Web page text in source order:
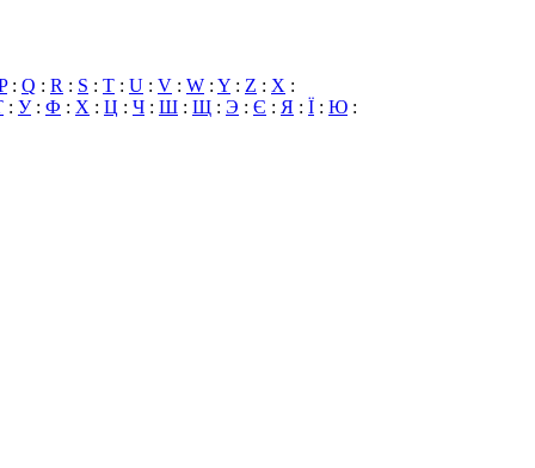
: Q : R : S : T : U : V : W : Y : Z : X :
: У: Ф : Х : Ц : Ч : Ш : Щ : Э : Є : Я : Ї : Ю :